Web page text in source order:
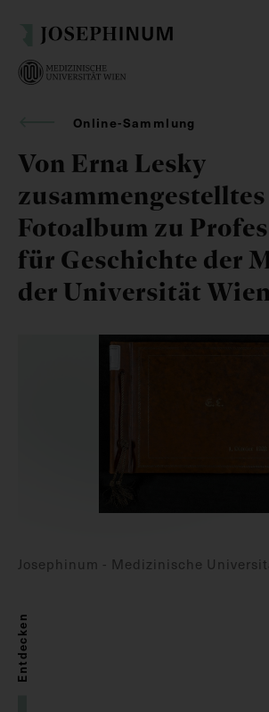
Online-Sammlung
Von Erna Lesky
zusammengestelltes
Fotoalbum zu
für Geschichte der
der Universität
Josephinum - Medizinische
Entdecken